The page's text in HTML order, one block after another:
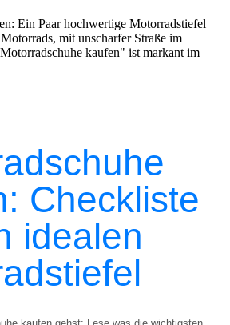
Checkliste
idealen